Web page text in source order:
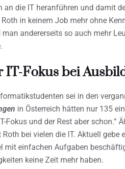
an die IT heranführen und damit
in keinem Job mehr ohne
man andererseits so auch mehr
IT-Fokus bei
sei in den
in Österreich hätten nur 135
Fokus und der Rest aber schon.“
bei vielen die IT. Aktuell gebe
mit einfachen Aufgaben
keine Zeit mehr haben.